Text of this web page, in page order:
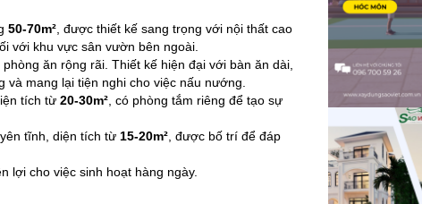
50-70m² , được thiết kế sang trọng với nội thất cao
với khu vực sân vườn bên ngoài.
phòng ăn rộng rãi. Thiết kế hiện đại với bàn ăn dài,
mang lại tiện nghi cho việc nấu nướng.
tích từ 20-30m² , có phòng tắm riêng để tạo sự
tĩnh, diện tích từ 15-20m² , được bố trí để đáp
lợi cho việc sinh hoạt hàng ngày.